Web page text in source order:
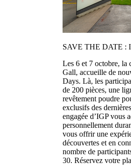
SAVE THE DATE :
Les 6 et 7 octobre, la
Gall, accueille de
Days. Là, les
de 200 pièces, une
revêtement poudre
exclusifs des
engagée d’IGP vous
personnellement
vous offrir une
découvertes et en
nombre de
30. Réservez votre